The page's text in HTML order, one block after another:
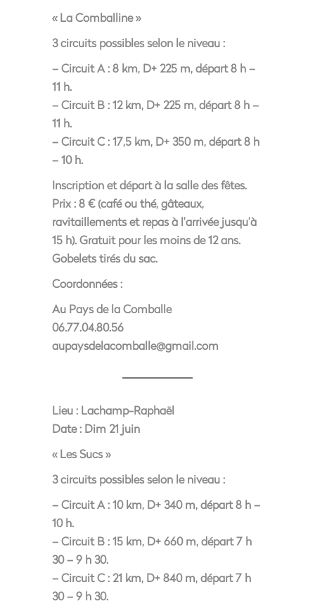
« La Comballine »
3 circuits possibles selon le niveau :
– Circuit A : 8 km, D+ 225 m, départ 8 h –
11 h.
– Circuit B : 12 km, D+ 225 m, départ 8 h –
11 h.
– Circuit C : 17,5 km, D+ 350 m, départ 8 h
– 10 h.
Inscription et départ à la salle des fêtes.
Prix : 8 € (café ou thé, gâteaux,
ravitaillements et repas à l’arrivée jusqu’à
15 h). Gratuit pour les moins de 12 ans.
Gobelets tirés du sac.
Coordonnées :
Au Pays de la Comballe
06.77.04.80.56
aupaysdelacomballe@gmail.com
Lieu : Lachamp-Raphaël
Date : Dim 21 juin
« Les Sucs »
3 circuits possibles selon le niveau :
– Circuit A : 10 km, D+ 340 m, départ 8 h –
10 h.
– Circuit B : 15 km, D+ 660 m, départ 7 h
30 – 9 h 30.
– Circuit C : 21 km, D+ 840 m, départ 7 h
30 – 9 h 30.